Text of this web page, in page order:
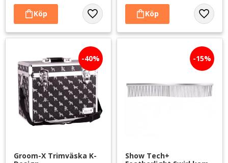
Lägg till i favoriter Lägg
Groom-X Trimväska K-
40%
Show Tech+
15%